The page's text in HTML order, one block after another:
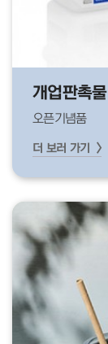
개업판촉물
오픈기념품
더 보러 가기 >